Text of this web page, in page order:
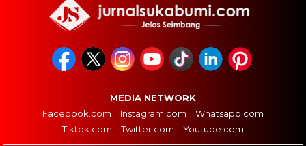
MEDIA NETWORK
Facebook.com
Instagram.com
Whatsapp.com
Tiktok.com
Twitter.com Youtube.com